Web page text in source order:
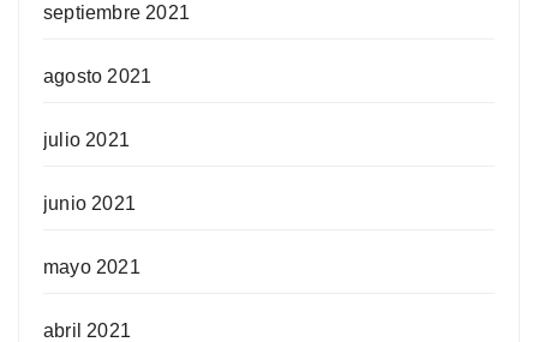
septiembre 2021
agosto 2021
julio 2021
junio 2021
mayo 2021
abril 2021